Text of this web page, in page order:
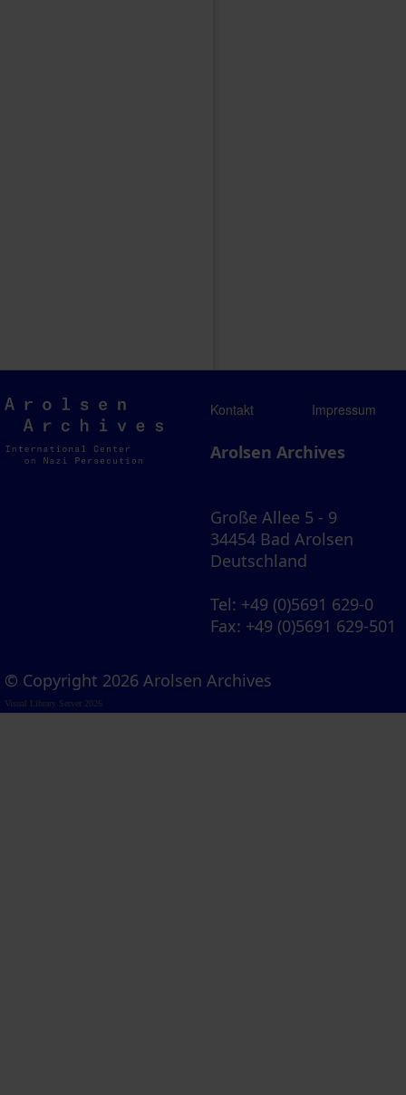
Arolsen
Archives
Kontakt Impressum
Arolsen Archives
Große Allee 5 - 9
34454 Bad Arolsen
Deutschland
Tel: +49 (0)5691 629-0
Fax: +49 (0)5691 629-501
© Copyright 2026 Arolsen Archives
Visual Library Server 2026